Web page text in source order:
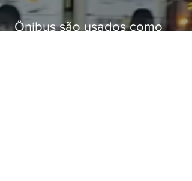
Ônibus são usados como